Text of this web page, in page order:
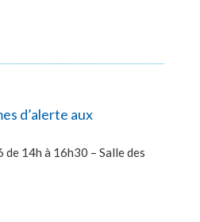
d’alerte aux
14h à 16h30 – Salle des